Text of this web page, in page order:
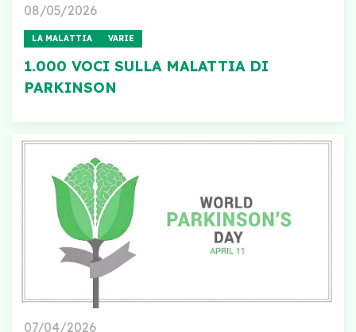
08/05/2026
LA MALATTIA VARIE
1.000 VOCI SULLA MALATTIA DI
PARKINSON
07/04/2026